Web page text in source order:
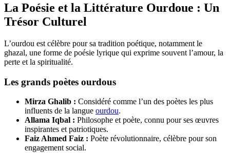
La Poésie et la Littérature Ourdoue : Un
Trésor Culturel
L’ourdou est célèbre pour sa tradition poétique, notamment le
ghazal, une forme de poésie lyrique qui exprime souvent l’amour, la
perte et la spiritualité.
Les grands poètes ourdous
Mirza Ghalib : Considéré comme l’un des poètes les plus
influents de la langue ourdou.
Allama Iqbal : Philosophe et poète, connu pour ses œuvres
inspirantes et patriotiques.
Faiz Ahmed Faiz : Poète révolutionnaire, célèbre pour son
engagement social.